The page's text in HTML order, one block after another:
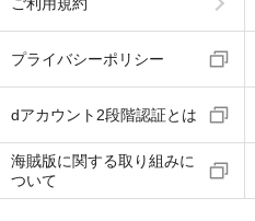
ご利用規約
プライバシーポリシー
dアカウント2段階認証とは
海賊版に関する取り組みに
ついて